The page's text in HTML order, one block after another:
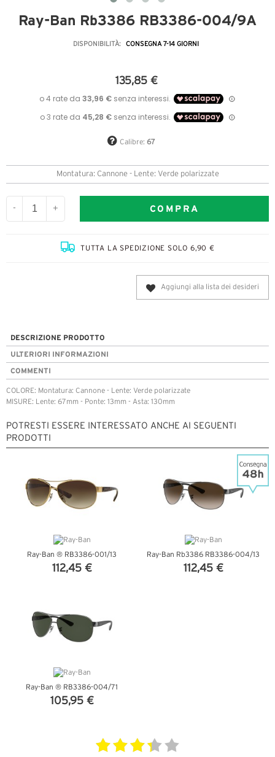
Ray-Ban Rb3386 RB3386-004/9A
DISPONIBILITÀ: CONSEGNA 7-14 GIORNI
135,85 €
Calibre: 67
Montatura: Cannone - Lente: Verde polarizzate
- + COMPRA
TUTTA LA SPEDIZIONE SOLO 6,90 €
Aggiungi alla lista dei desideri
DESCRIZIONE PRODOTTO
ULTERIORI INFORMAZIONI
COMMENTI
COLORE: Montatura: Cannone - Lente: Verde polarizzate
MISURE: Lente: 67mm - Ponte: 13mm - Asta: 130mm
POTRESTI ESSERE INTERESSATO ANCHE AI SEGUENTI
PRODOTTI
Ray-Ban ® RB3386-001/13
112,45 €
Ray-Ban Rb3386 RB3386-004/13
112,45 €
Ray-Ban ® RB3386-004/71
105,95 €